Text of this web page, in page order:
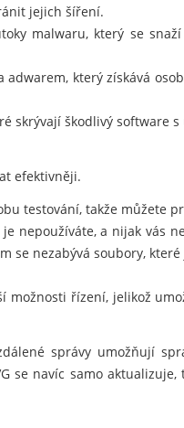
jejich šíření.
malwaru, který se
který získává
skrývají škodlivý software
efektivněji.
testování, takže můžete
nepoužíváte, a nijak vás
se nezabývá soubory,
možnosti řízení, jelikož
správy umožňují
se navíc samo